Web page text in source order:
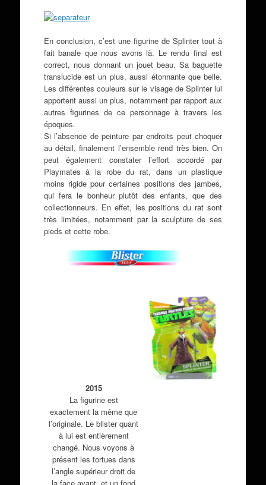
En conclusion, c’est une figurine de Splinter tout à
fait banale que nous avons là. Le rendu final est
correct, nous donnant un jouet beau. Sa baguette
translucide est un plus, aussi étonnante que belle.
Les différentes couleurs sur le visage de Splinter lui
apportent aussi un plus, notamment par rapport aux
autres figurines de ce personnage à travers les
époques.
Si l’absence de peinture par endroits peut choquer
au détail, finalement l’ensemble rend très bien. On
peut également constater l’effort accordé par
Playmates à la robe du rat, dans un plastique
moins rigide pour certaines positions des jambes,
qui fera le bonheur plutôt des enfants, que des
collectionneurs. En effet, les positions du rat sont
très limitées, notamment par la sculpture de ses
pieds et cette robe.
2015
La figurine est
exactement la même que
l’originale. Le blister quant
à lui est entièrement
changé. Nous voyons à
présent les tortues dans
l’angle supérieur droit de